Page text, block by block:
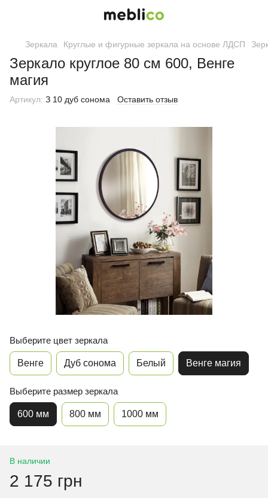
Зеркала Круглые и фигурные зеркала на основе ЛДСП
Зеркало круглое 80 см 600, Венге
магия
Артикул: З 10 дуб сонома Оставить отзыв
Выберите цвет зеркала
Венге Дуб сонома Белый Венге магия
Выберите размер зеркала
600 мм 800 мм 1000 мм
В наличии
2 175 грн